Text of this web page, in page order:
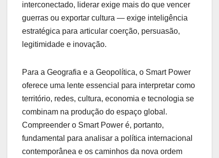
interconectado, liderar exige mais do que vencer
guerras ou exportar cultura — exige inteligência
estratégica para articular coerção, persuasão,
legitimidade e inovação.
Para a Geografia e a Geopolítica, o Smart Power
oferece uma lente essencial para interpretar como
território, redes, cultura, economia e tecnologia se
combinam na produção do espaço global.
Compreender o Smart Power é, portanto,
fundamental para analisar a política internacional
contemporânea e os caminhos da nova ordem